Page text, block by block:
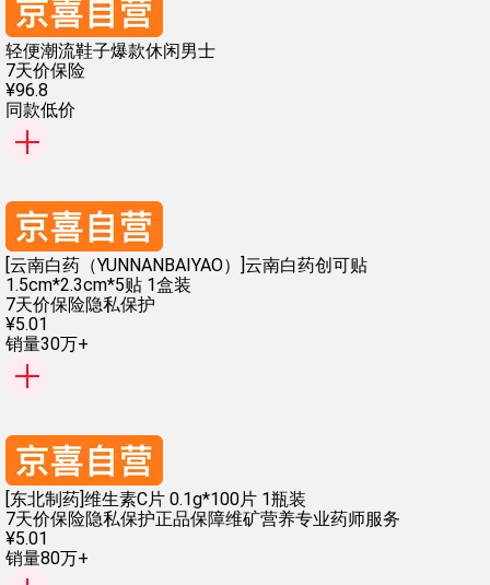
轻便潮流鞋子爆款休闲男士
7天价保险
¥96.8
同款低价
[云南白药（YUNNANBAIYAO）]云南白药创可贴
1.5cm*2.3cm*5贴 1盒装
7天价保险隐私保护
¥5.01
销量30万+
[东北制药]维生素C片 0.1g*100片 1瓶装
7天价保险隐私保护正品保障维矿营养专业药师服务
¥5.01
销量80万+